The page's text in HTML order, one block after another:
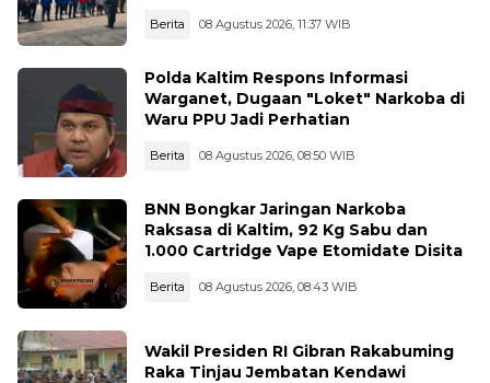
Berita 08 Agustus 2026, 11:37 WIB
Polda Kaltim Respons Informasi
Warganet, Dugaan "Loket" Narkoba di
Waru PPU Jadi Perhatian
Berita 08 Agustus 2026, 08:50 WIB
BNN Bongkar Jaringan Narkoba
Raksasa di Kaltim, 92 Kg Sabu dan
1.000 Cartridge Vape Etomidate Disita
Berita 08 Agustus 2026, 08:43 WIB
Wakil Presiden RI Gibran Rakabuming
Raka Tinjau Jembatan Kendawi